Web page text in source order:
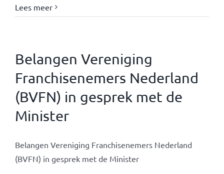
Lees meer
Belangen Vereniging
Franchisenemers Nederland
(BVFN) in gesprek met de
Minister
Belangen Vereniging Franchisenemers Nederland
(BVFN) in gesprek met de Minister